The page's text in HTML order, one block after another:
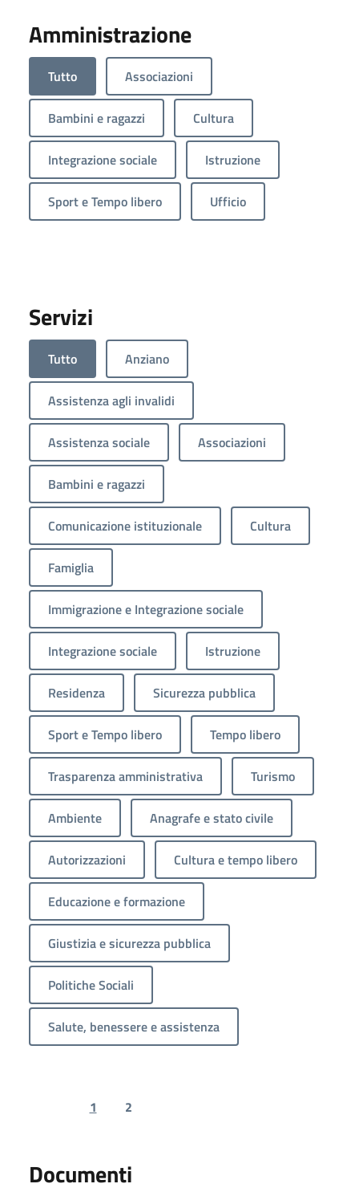
Amministrazione
Tutto Associazioni
Bambini e ragazzi Cultura
Integrazione sociale Istruzione
Sport e Tempo libero Ufficio
Servizi
Tutto Anziano
Assistenza agli invalidi
Assistenza sociale Associazioni
Bambini e ragazzi
Comunicazione istituzionale Cultura
Famiglia
Immigrazione e Integrazione sociale
Integrazione sociale Istruzione
Residenza Sicurezza pubblica
Sport e Tempo libero Tempo libero
Trasparenza amministrativa Turismo
Ambiente Anagrafe e stato civile
Autorizzazioni Cultura e tempo libero
Educazione e formazione
Giustizia e sicurezza pubblica
Politiche Sociali
Salute, benessere e assistenza
Previous page
1 2
Documenti